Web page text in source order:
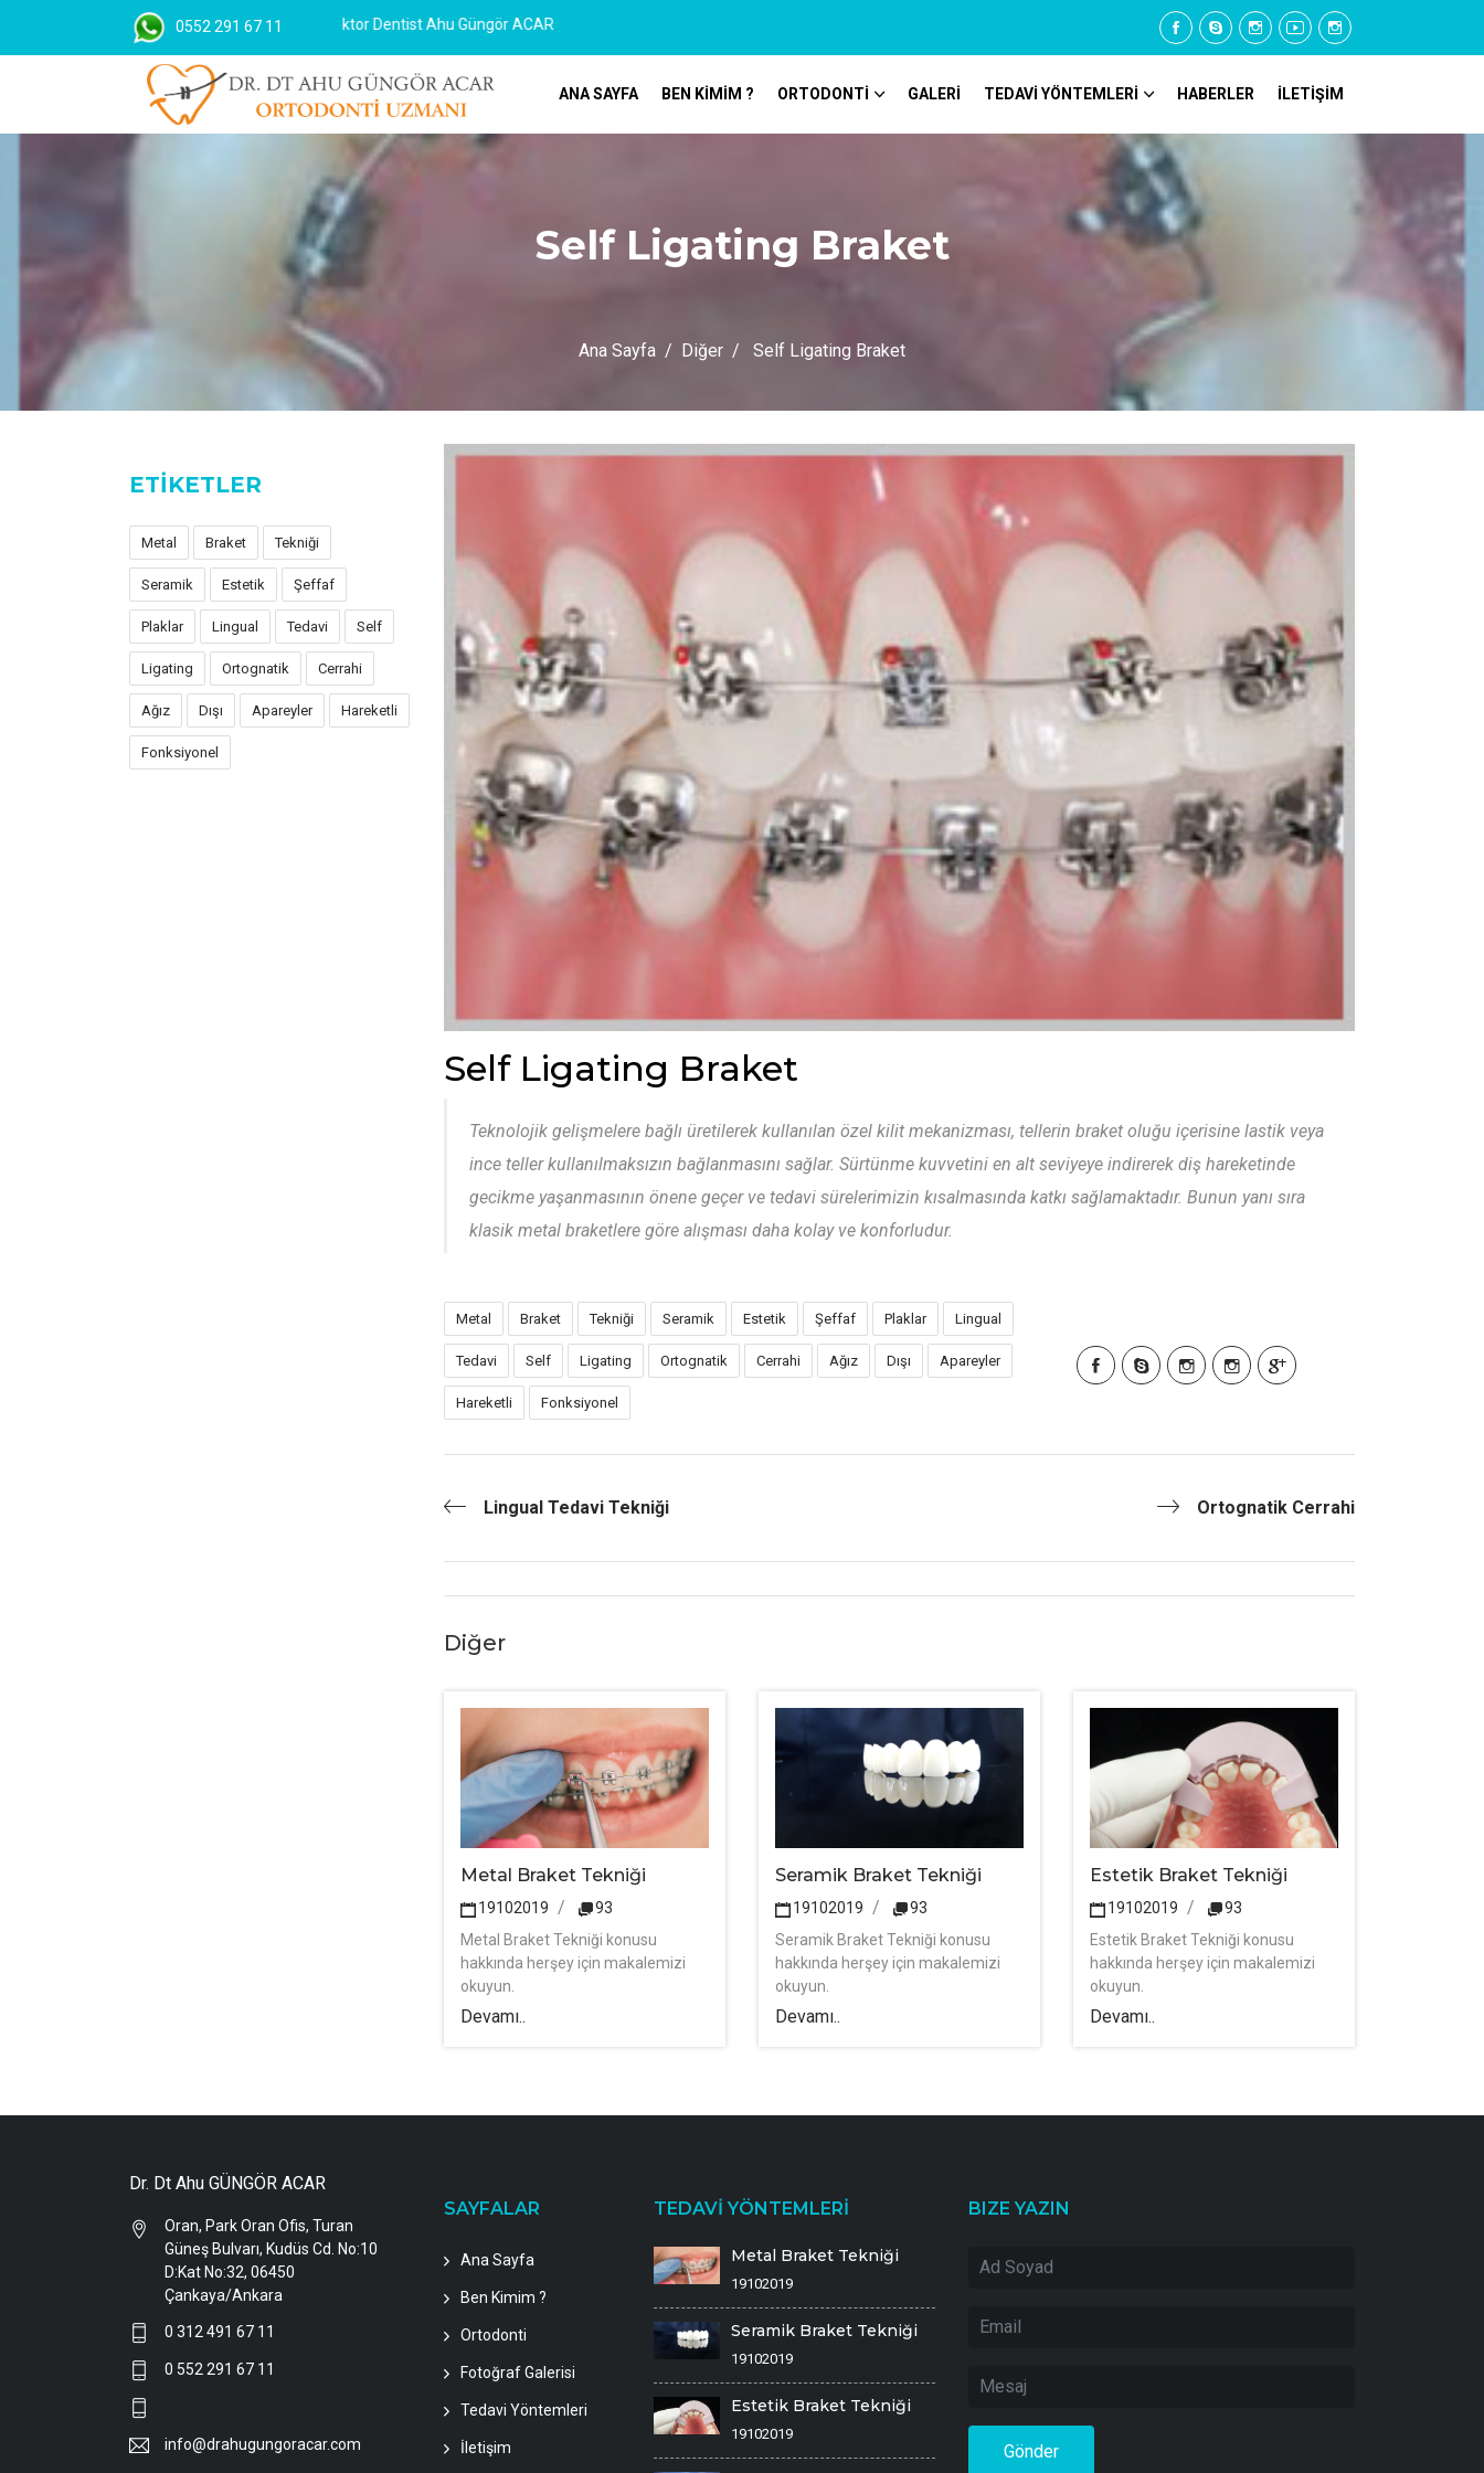
0552 291 67 11
Diş Hekimi / Ortodonti Uzmanı Doktor Dentist Ahu Güngör ACAR
ANA SAYFA BEN KİMİM ? ORTODONTİ GALERİ TEDAVİ YÖNTEMLERİ HABERLER İLETİŞİM
Self Ligating Braket
Ana Sayfa Diğer Self Ligating Braket
Self Ligating Braket
Teknolojik gelişmelere bağlı üretilerek kullanılan özel kilit mekanizması, tellerin braket oluğu içerisine lastik veya
ince teller kullanılmaksızın bağlanmasını sağlar. Sürtünme kuvvetini en alt seviyeye indirerek diş hareketinde
gecikme yaşanmasının önene geçer ve tedavi sürelerimizin kısalmasında katkı sağlamaktadır. Bunun yanı sıra
klasik metal braketlere göre alışması daha kolay ve konforludur.
Metal Braket Tekniği Seramik Estetik Şeffaf Plaklar Lingual
Tedavi Self Ligating Ortognatik Cerrahi Ağız Dışı Apareyler
Hareketli Fonksiyonel
Lingual Tedavi Tekniği Ortognatik Cerrahi
Diğer
Metal Braket Tekniği
19102019
93
Metal Braket Tekniği konusu
hakkında herşey için makalemizi
okuyun.
Devamı..
Seramik Braket Tekniği
19102019
93
Seramik Braket Tekniği konusu
hakkında herşey için makalemizi
okuyun.
Devamı..
Estetik Braket Tekniği
19102019
93
Estetik Braket Tekniği konusu
hakkında herşey için makalemizi
okuyun.
Devamı..
ETİKETLER
Metal Braket Tekniği
Seramik Estetik Şeffaf
Plaklar Lingual Tedavi Self
Ligating Ortognatik Cerrahi
Ağız Dışı Apareyler Hareketli
Fonksiyonel
Dr. Dt Ahu GÜNGÖR ACAR
Oran, Park Oran Ofis, Turan
Güneş Bulvarı, Kudüs Cd. No:10
D:Kat No:32, 06450
Çankaya/Ankara
0 312 491 67 11
0 552 291 67 11
info@drahugungoracar.com
SAYFALAR
Ana Sayfa
Ben Kimim ?
Ortodonti
Fotoğraf Galerisi
Tedavi Yöntemleri
İletişim
TEDAVİ YÖNTEMLERİ
Metal Braket Tekniği
19102019
Seramik Braket Tekniği
19102019
Estetik Braket Tekniği
19102019
BIZE YAZIN